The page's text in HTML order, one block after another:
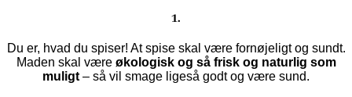
1.
Du er, hvad du spiser! At spise skal være fornøjeligt og sundt.
Maden skal være økologisk og så frisk og naturlig som
muligt – så vil smage ligeså godt og være sund.